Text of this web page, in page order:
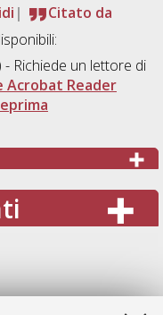
Citato da
- Richiede un lettore di
Acrobat Reader